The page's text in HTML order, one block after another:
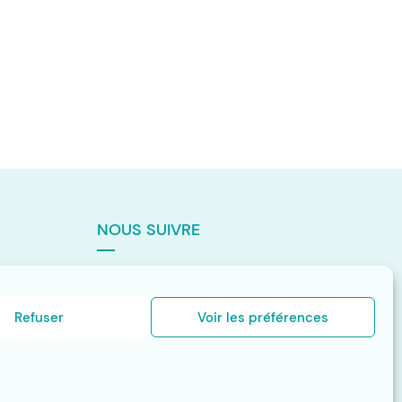
Refuser Voir les préférences
NOUS SUIVRE